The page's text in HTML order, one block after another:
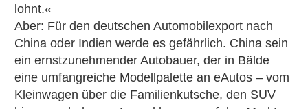
lohnt.«
Aber: Für den deutschen Automobilexport nach
China oder Indien werde es gefährlich. China sein
ein ernstzunehmender Autobauer, der in Bälde
eine umfangreiche Modellpalette an eAutos – vom
Kleinwagen über die Familienkutsche, den SUV